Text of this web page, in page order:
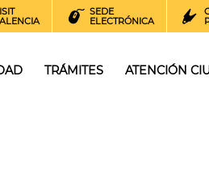
SEDE
ELECTRÓNICA
TRÁMITES ATENCIÓN